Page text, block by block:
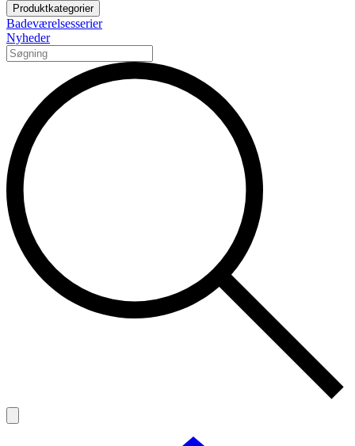
Produktkategorier
Badeværelsesserier
Nyheder